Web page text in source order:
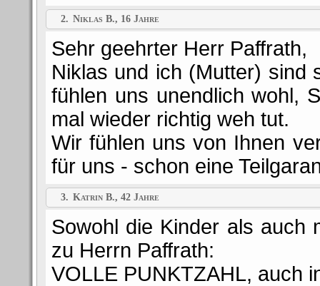
2. Niklas B., 16 Jahre
Sehr geehrter Herr Paffrath,
Niklas und ich (Mutter) sind
fühlen uns unendlich wohl,
mal wieder richtig weh tut.
Wir fühlen uns von Ihnen
für uns - schon eine
3. Katrin B., 42 Jahre
Sowohl die Kinder als auch
zu Herrn Paffrath:
VOLLE PUNKTZAHL, auch